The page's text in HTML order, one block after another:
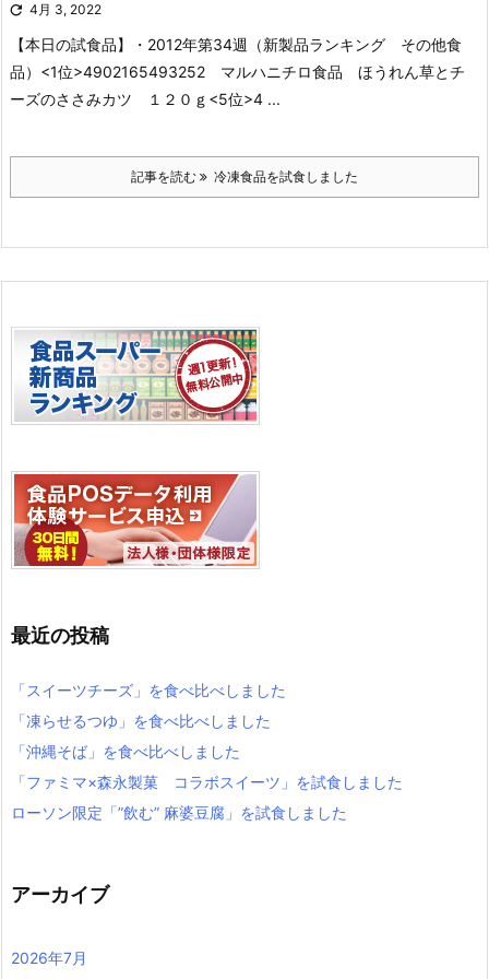
 4月 3, 2022
【本日の試食品】
・2012年第34週（新製品ランキング その他食
品） <1位>4902165493252 マルハニチロ食品 ほうれん草とチ
ーズのささみカツ １２０ｇ <5位>4 ...
記事を読む 冷凍食品を試食しました
最近の投稿
「スイーツチーズ」を食べ比べしました
「凍らせるつゆ」を食べ比べしました
「沖縄そば」を食べ比べしました
「ファミマ×森永製菓 コラボスイーツ」を試食しました
ローソン限定「”飲む” 麻婆豆腐」を試食しました
アーカイブ
2026年7月